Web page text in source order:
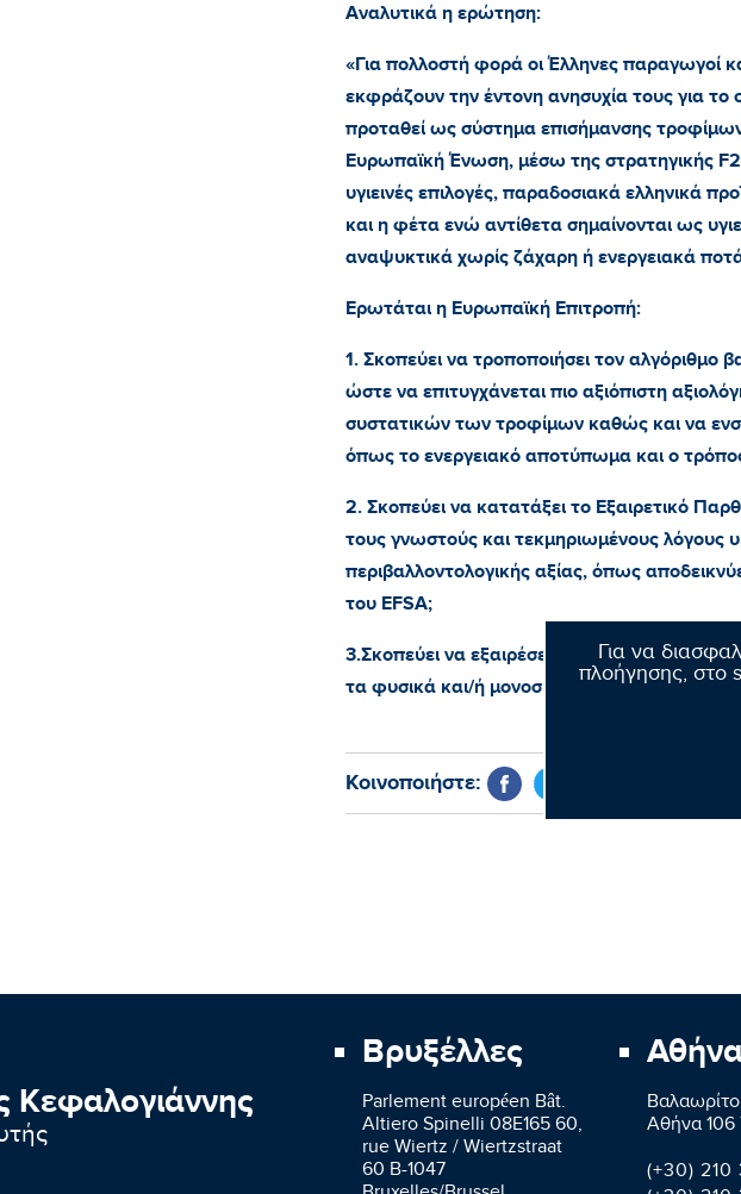
Για να
πλοήγησης, στο
Αναλυτικά η ερώτηση:
«Για πολλοστή φορά οι Έλληνες παραγωγοί
εκφράζουν την έντονη ανησυχία τους για το
προταθεί ως σύστημα επισήμανσης
Ευρωπαϊκή Ένωση, μέσω της στρατηγικής
υγιεινές επιλογές, παραδοσιακά ελληνικά
και η φέτα ενώ αντίθετα σημαίνονται ως
αναψυκτικά χωρίς ζάχαρη ή ενεργειακά
Ερωτάται η Ευρωπαϊκή Επιτροπή:
1. Σκοπεύει να τροποποιήσει τον αλγόριθμο
ώστε να επιτυγχάνεται πιο αξιόπιστη
συστατικών των τροφίμων καθώς και να
όπως το ενεργειακό αποτύπωμα και ο
2. Σκοπεύει να κατατάξει το Εξαιρετικό
τους γνωστούς και τεκμηριωμένους λόγους
περιβαλλοντολογικής αξίας, όπως
του EFSA;
3.Σκοπεύει να εξαιρέσει από την υποχρέωση
τα φυσικά και/ή μονοσυστατικά τρόφιμα;»
Κοινοποιήστε:
Βρυξέλλες
Parlement européen Bât.
Altiero Spinelli 08E165 60,
rue Wiertz / Wiertzstraat
60 B-1047
Aθήνα 106
(+30)